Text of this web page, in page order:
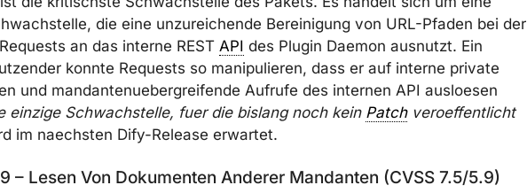
die eine unzureichende Bereinigung von URL-Pfaden bei der
an das interne REST API des Plugin Daemon ausnutzt. Ein
konnte Requests so manipulieren, dass er auf interne private
und mandantenuebergreifende Aufrufe des internen API ausloesen
einzige Schwachstelle, fuer die bislang noch kein Patchveroeffentlicht
im naechsten Dify-Release erwartet.
– Lesen Von Dokumenten Anderer Mandanten (CVSS 7.5/5.9)